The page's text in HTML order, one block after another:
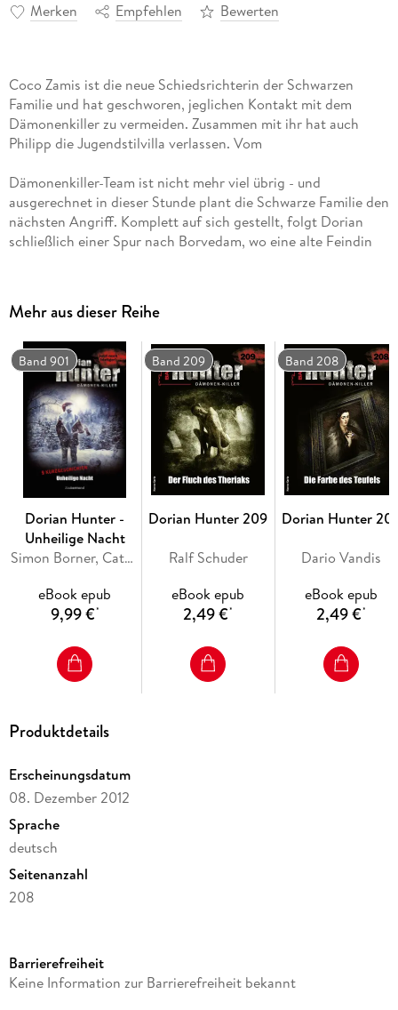
Merken Empfehlen Bewerten
Coco Zamis ist die neue Schiedsrichterin der Schwarzen
Familie und hat geschworen, jeglichen Kontakt mit dem
Dämonenkiller zu vermeiden. Zusammen mit ihr hat auch
Dämonenkiller-Team ist nicht mehr viel übrig - und
ausgerechnet in dieser Stunde plant die Schwarze Familie den
nächsten Angriff. Komplett auf sich gestellt, folgt Dorian
schließlich einer Spur nach Borvedam, wo eine alte Feindin
Der 70. Band der legendären Serie um den "Dämonenkiller"
Dorian Hunter. - "Okkultismus, Historie und B-Movie-Charme
- >Dorian Hunter< und sein Spin-Off >Das Haus Zamis<
vermischen all das so schamlos ambitioniert wie kein anderer
Vertreter deutschsprachiger pulp fiction." Kai Meyer
Mehr aus dieser Reihe
Band 901
Dorian Hunter -
Unheilige Nacht
Simon Borner, Catalina Corvo, Logan Dee, Jörg Kleudgen, Catherine Parker
eBook epub
9,99 €*
Band 209
Dorian Hunter 209
Ralf Schuder
eBook epub
2,49 €*
Band 208
Dorian Hunter
Dario Vandis
eBook epub
2,49 €*
Produktdetails
Erscheinungsdatum
08. Dezember 2012
Sprache
deutsch
Seitenanzahl
208
Altersempfehlung
Barrierefreiheit
Keine Information zur Barrierefreiheit bekannt